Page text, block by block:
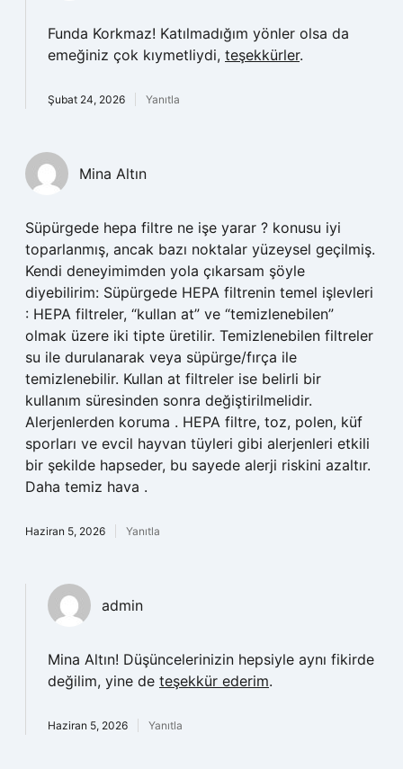
Funda Korkmaz! Katılmadığım yönler olsa da
emeğiniz çok kıymetliydi, teşekkürler.
Şubat 24, 2026 Yanıtla
Mina Altın
Süpürgede hepa filtre ne işe yarar ? konusu iyi
toparlanmış, ancak bazı noktalar yüzeysel geçilmiş.
Kendi deneyimimden yola çıkarsam şöyle
diyebilirim: Süpürgede HEPA filtrenin temel işlevleri
: HEPA filtreler, “kullan at” ve “temizlenebilen”
olmak üzere iki tipte üretilir. Temizlenebilen filtreler
su ile durulanarak veya süpürge/fırça ile
temizlenebilir. Kullan at filtreler ise belirli bir
kullanım süresinden sonra değiştirilmelidir.
Alerjenlerden koruma . HEPA filtre, toz, polen, küf
sporları ve evcil hayvan tüyleri gibi alerjenleri etkili
bir şekilde hapseder, bu sayede alerji riskini azaltır.
Daha temiz hava .
Haziran 5, 2026 Yanıtla
admin
Mina Altın! Düşüncelerinizin hepsiyle aynı fikirde
değilim, yine de teşekkür ederim.
Haziran 5, 2026 Yanıtla